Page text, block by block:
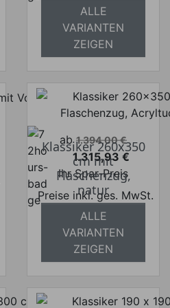
absolut
versandkostenfrei
ALLE
VARIANTEN
ZEIGEN
Verkaufspreis
ab 1.394,00 €
Preis
1.315,93 €
Ihr Spar-Preis
Preise inkl. ges. MwSt.
absolut
versandkostenfrei
Klassiker 260x350
cm mit
Flaschenzug,
natur
ALLE
VARIANTEN
ZEIGEN